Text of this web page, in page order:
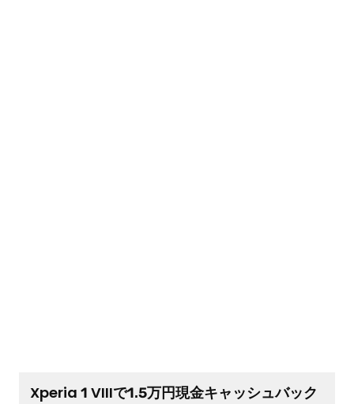
Xperia 1 VIIIで1.5万円現金キャッシュバック